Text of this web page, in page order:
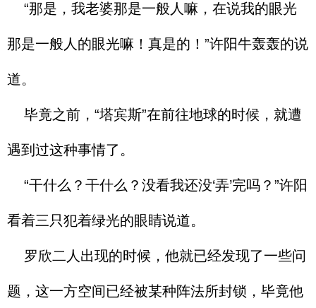
“那是，我老婆那是一般人嘛，在说我的眼光
那是一般人的眼光嘛！真是的！”许阳牛轰轰的说
道。
毕竟之前，“塔宾斯”在前往地球的时候，就遭
遇到过这种事情了。
“干什么？干什么？没看我还没‘弄’完吗？”许阳
看着三只犯着绿光的眼睛说道。
罗欣二人出现的时候，他就已经发现了一些问
题，这一方空间已经被某种阵法所封锁，毕竟他